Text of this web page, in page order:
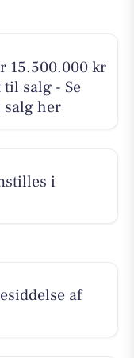
15.500.000 kr
til salg - Se
salg her
i
af